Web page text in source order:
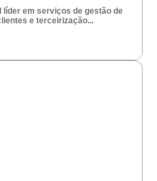
líder em serviços de gestão de
e terceirização...